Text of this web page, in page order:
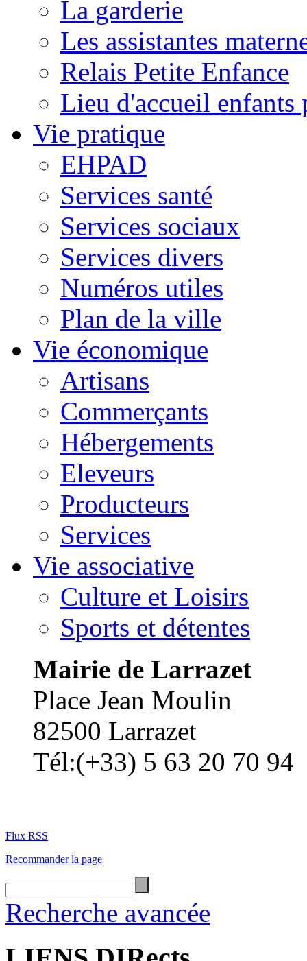
La garderie
Les assistantes
Relais Petite Enfance
Lieu d'accueil enfants
Vie pratique
EHPAD
Services santé
Services sociaux
Services divers
Numéros utiles
Plan de la ville
Vie économique
Artisans
Commerçants
Hébergements
Eleveurs
Producteurs
Services
Vie associative
Culture et Loisirs
Sports et détentes
Mairie de Larrazet
Place Jean Moulin
82500 Larrazet
Tél:(+33) 5 63 20 70 94
Flux RSS
Recommander la page
Recherche avancée